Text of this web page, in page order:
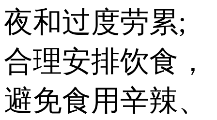
夜和过度劳累;
合理安排饮食，
避免食用辛辣、